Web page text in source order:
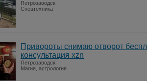
Петрозаводск
Спецтехника
Привороты снимаю отворот
консультация xzn
Петрозаводск
Магия, астрология